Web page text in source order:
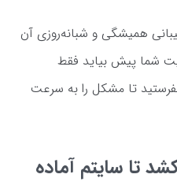
همیشگی و شبانه‌روزی آن
شما پیش بیاید فقط
تا مشکل را به سرعت
تا سایتم آماده